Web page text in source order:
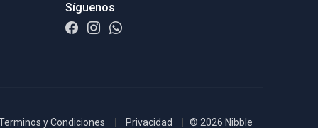
Síguenos
y Condiciones Privacidad © 2026 Nibble